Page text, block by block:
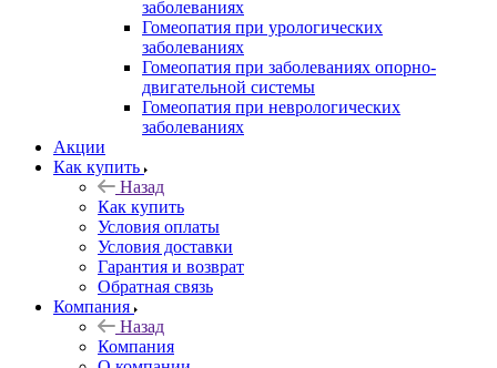
заболеваниях
Гомеопатия при урологических
заболеваниях
Гомеопатия при заболеваниях опорно-
двигательной системы
Гомеопатия при неврологических
заболеваниях
Акции
Как купить
Назад
Как купить
Условия оплаты
Условия доставки
Гарантия и возврат
Обратная связь
Компания
Назад
Компания